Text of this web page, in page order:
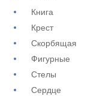
Книга
Крест
Скорбящая
Фигурные
Стелы
Сердце